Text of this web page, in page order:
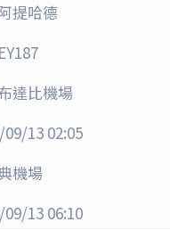
提哈德
EY187
達比機場
09/1302:05
機場
09/1306:10